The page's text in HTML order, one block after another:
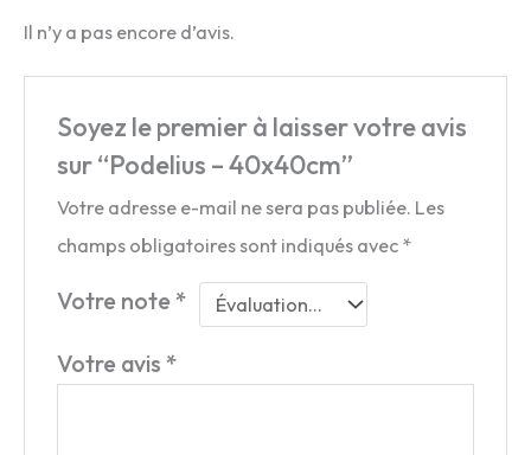
Il n’y a pas encore d’avis.
Soyez le premier à laisser votre avis
sur “Podelius – 40x40cm”
Votre adresse e-mail ne sera pas publiée. Les
champs obligatoires sont indiqués avec *
Votre note*
Votre avis*